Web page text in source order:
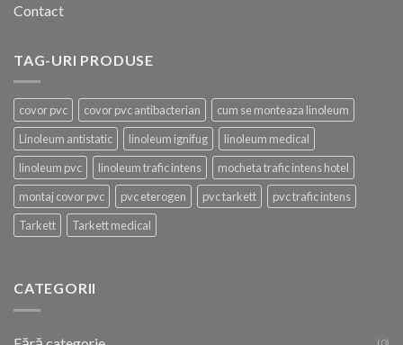
Contact
TAG-URI PRODUSE
covor pvc covor pvc antibacterian
cum se monteaza linoleum
Linoleum antistatic
linoleum ignifug
linoleum medical
linoleum pvc
linoleum trafic intens
mocheta trafic intens hotel
montaj covor pvc
pvc eterogen pvc tarkett
pvc trafic intens
Tarkett
Tarkett medical
CATEGORII
(0)